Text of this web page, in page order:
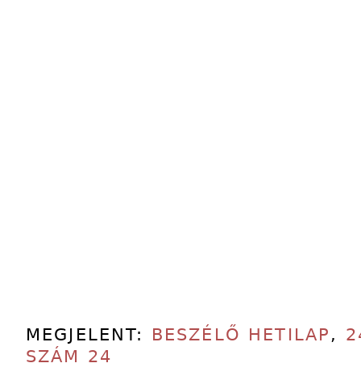
MEGJELENT: BESZÉLŐ HETILAP ,
SZÁM 24